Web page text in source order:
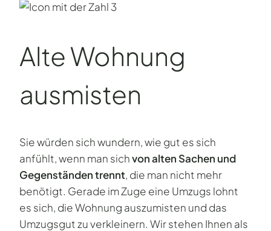
Alte Wohnung
ausmisten
Sie würden sich wundern, wie gut es sich
anfühlt, wenn man sichvon alten Sachen und
Gegenständen trennt, die man nicht mehr
benötigt. Gerade im Zuge eine Umzugs lohnt
es sich, die Wohnung auszumisten und das
Umzugsgut zu verkleinern. Wir stehen Ihnen als